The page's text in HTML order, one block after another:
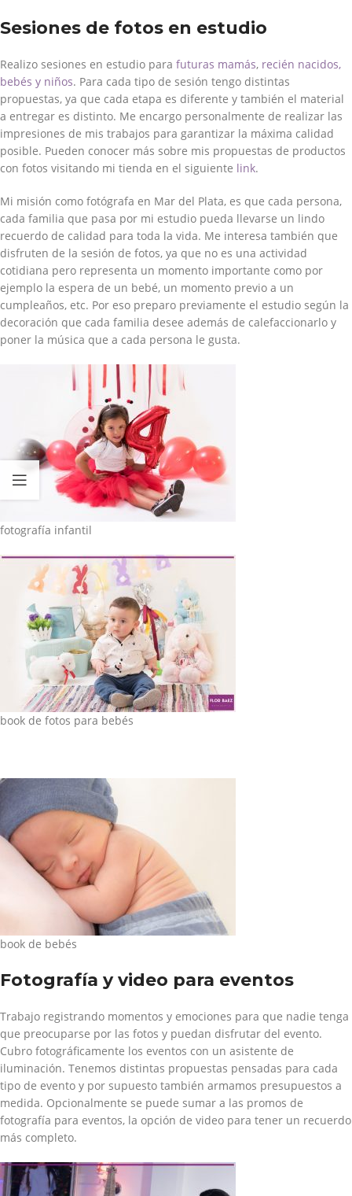
Sesiones de fotos en estudio
Realizo sesiones en estudio para futuras mamás, recién nacidos,
bebés y niños. Para cada tipo de sesión tengo distintas
propuestas, ya que cada etapa es diferente y también el material
a entregar es distinto. Me encargo personalmente de realizar las
impresiones de mis trabajos para garantizar la máxima calidad
posible. Pueden conocer más sobre mis propuestas de productos
con fotos visitando mi tienda en el siguiente link.
Mi misión como fotógrafa en Mar del Plata, es que cada persona,
cada familia que pasa por mi estudio pueda llevarse un lindo
recuerdo de calidad para toda la vida. Me interesa también que
disfruten de la sesión de fotos, ya que no es una actividad
cotidiana pero representa un momento importante como por
ejemplo la espera de un bebé, un momento previo a un
cumpleaños, etc. Por eso preparo previamente el estudio según la
decoración que cada familia desee además de calefaccionarlo y
poner la música que a cada persona le gusta.
fotografía infantil
book de fotos para bebés
book de bebés
Fotografía y video para eventos
Trabajo registrando momentos y emociones para que nadie tenga
que preocuparse por las fotos y puedan disfrutar del evento.
Cubro fotográficamente los eventos con un asistente de
iluminación. Tenemos distintas propuestas pensadas para cada
tipo de evento y por supuesto también armamos presupuestos a
medida. Opcionalmente se puede sumar a las promos de
fotografía para eventos, la opción de video para tener un recuerdo
más completo.